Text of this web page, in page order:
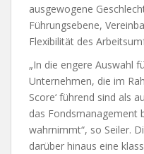
ausgewogene
Führungsebene,
Flexibilität des
„In die engere Auswahl
Unternehmen, die im
Score‘ führend sind als
das Fondsmanagement
wahrnimmt“, so Seiler.
darüber hinaus eine